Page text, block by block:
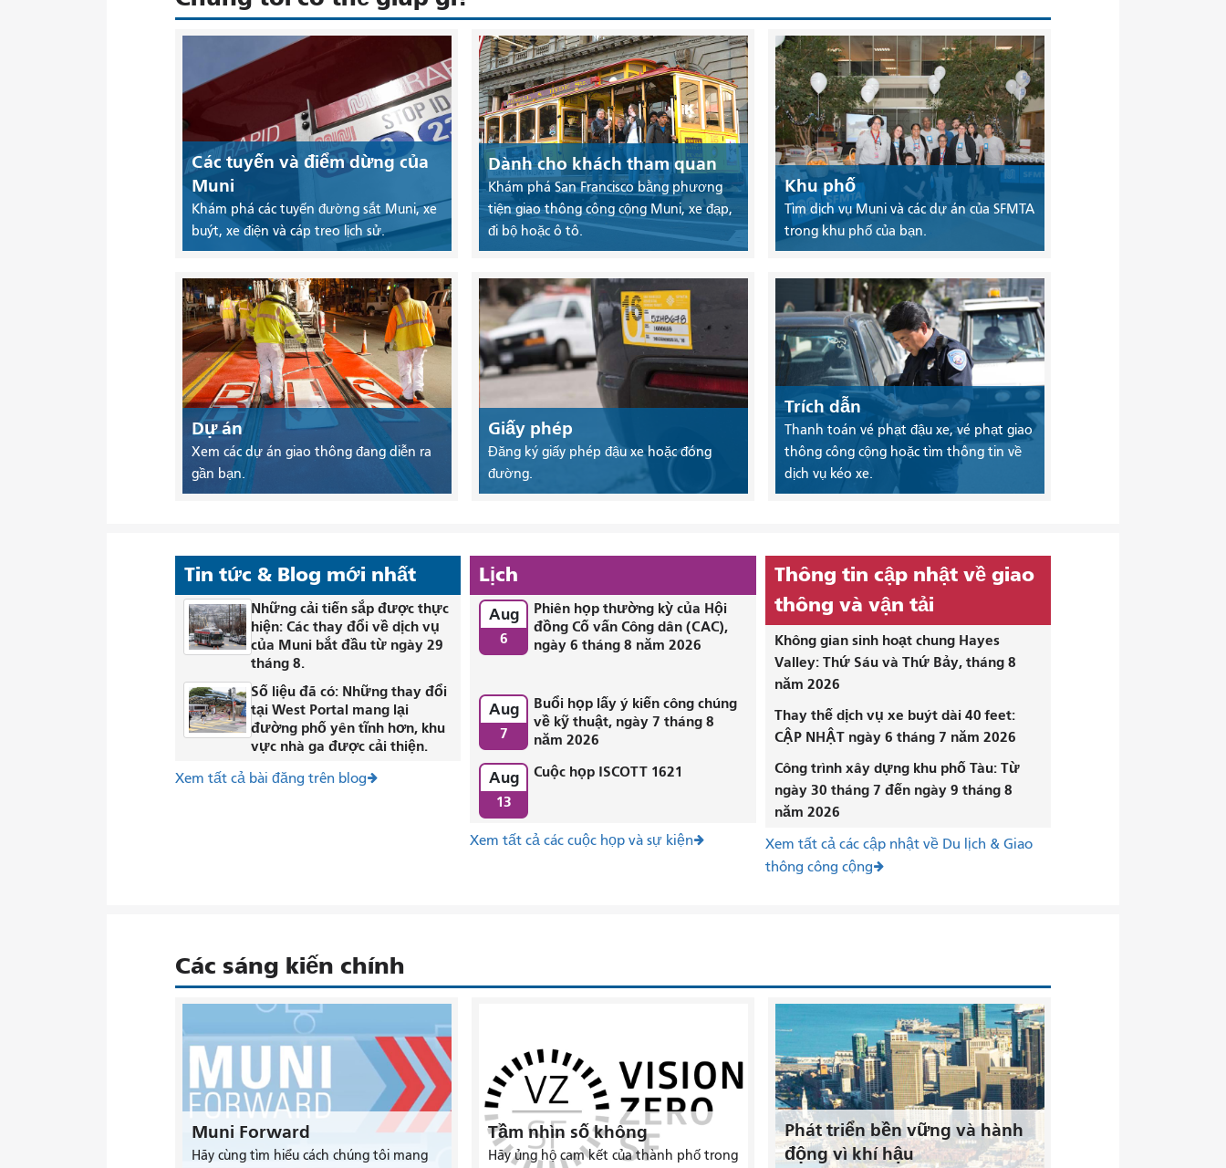
Các tuyến và điểm dừng của
Muni
Khám phá các tuyến đường sắt Muni, xe
buýt, xe điện và cáp treo lịch sử.
Dành cho khách tham quan
Khám phá San Francisco bằng phương
tiện giao thông công cộng Muni, xe đạp,
đi bộ hoặc ô tô.
Khu phố
Tìm dịch vụ Muni và các dự án của SFMTA
trong khu phố của bạn.
Dự án
Xem các dự án giao thông đang diễn ra
gần bạn.
Giấy phép
Đăng ký giấy phép đậu xe hoặc đóng
đường.
Trích dẫn
Thanh toán vé phạt đậu xe, vé phạt giao
thông công cộng hoặc tìm thông tin về
dịch vụ kéo xe.
Tin tức & Blog mới nhất
Những cải tiến sắp được thực
hiện: Các thay đổi về dịch vụ
của Muni bắt đầu từ ngày 29
tháng 8.
Số liệu đã có: Những thay đổi
tại West Portal mang lại
đường phố yên tĩnh hơn, khu
vực nhà ga được cải thiện.
Xem tất cả bài đăng trên blog
Lịch
Aug
6
Phiên họp thường kỳ của Hội
đồng Cố vấn Công dân (CAC),
ngày 6 tháng 8 năm 2026
Aug
7
Buổi họp lấy ý kiến ​​công chúng
về kỹ thuật, ngày 7 tháng 8
năm 2026
Aug
13
Cuộc họp ISCOTT 1621
Xem tất cả các cuộc họp và sự kiện
Thông tin cập nhật về giao
thông và vận tải
Không gian sinh hoạt chung Hayes
Valley: Thứ Sáu và Thứ Bảy, tháng 8
năm 2026
Thay thế dịch vụ xe buýt dài 40 feet:
CẬP NHẬT ngày 6 tháng 7 năm 2026
Công trình xây dựng khu phố Tàu: Từ
ngày 30 tháng 7 đến ngày 9 tháng 8
năm 2026
Xem tất cả các cập nhật về Du lịch & Giao
thông công cộng
Các sáng kiến ​​chính
Muni Forward
Hãy cùng tìm hiểu cách chúng tôi mang
Tầm nhìn số không
Hãy ủng hộ cam kết của thành phố trong
Phát triển bền vững và hành
động vì khí hậu